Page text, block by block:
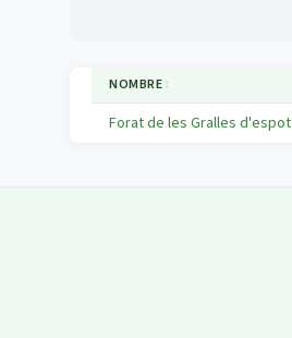
NOMBRE↕
Forat de les Gralles d'espot